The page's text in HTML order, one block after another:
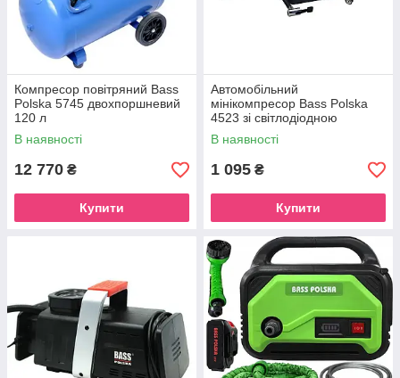
Компресор повітряний Bass
Polska 5745 двохпоршневий
120 л
В наявності
12 770 ₴
Купити
Автомобільний
мінікомпресор Bass Polska
4523 зі світлодіодною
лампою 120 Вт
В наявності
1 095 ₴
Купити